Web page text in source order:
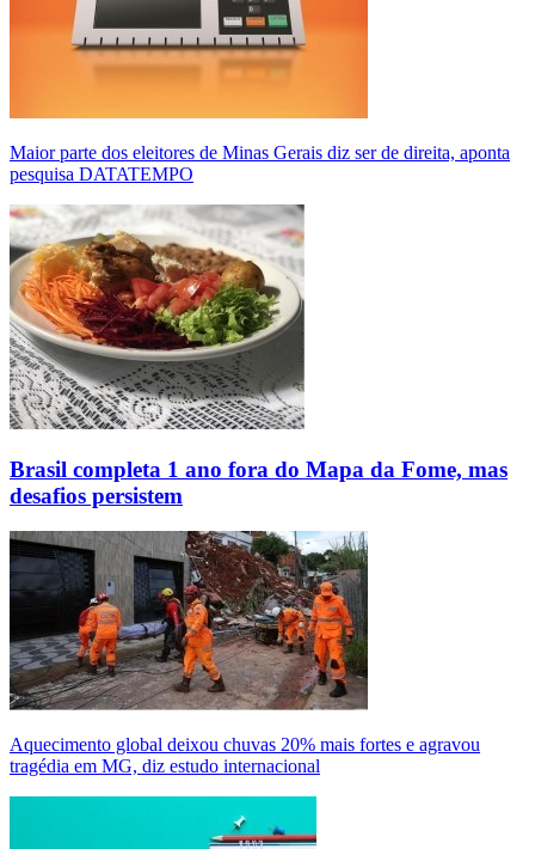
Maior parte dos eleitores de Minas Gerais diz ser de direita, aponta
pesquisa DATATEMPO
Brasil completa 1 ano fora do Mapa da Fome, mas
desafios persistem
Aquecimento global deixou chuvas 20% mais fortes e agravou
tragédia em MG, diz estudo internacional